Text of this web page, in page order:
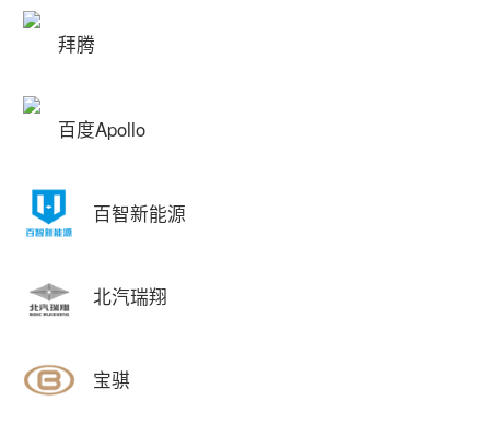
拜腾
百度Apollo
百智新能源
北汽瑞翔
宝骐